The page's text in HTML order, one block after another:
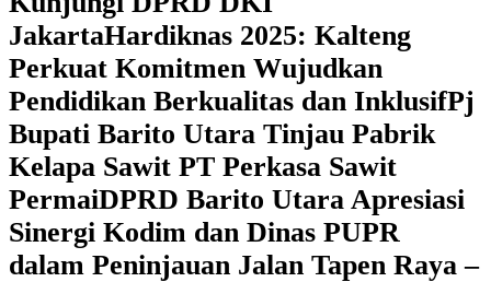
JakartaHardiknas 2025: Kalteng
Perkuat Komitmen Wujudkan
Pendidikan Berkualitas dan InklusifPj
Bupati Barito Utara Tinjau Pabrik
Kelapa Sawit PT Perkasa Sawit
PermaiDPRD Barito Utara Apresiasi
Sinergi Kodim dan Dinas PUPR
dalam Peninjauan Jalan Tapen Raya –